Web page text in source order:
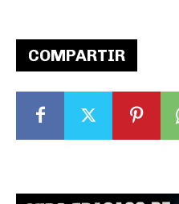
COMPARTIR